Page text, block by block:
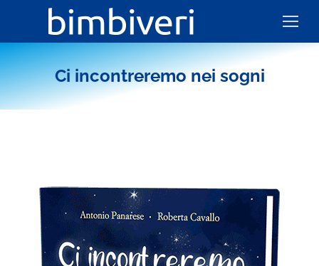
Ci incontreremo nei sogni